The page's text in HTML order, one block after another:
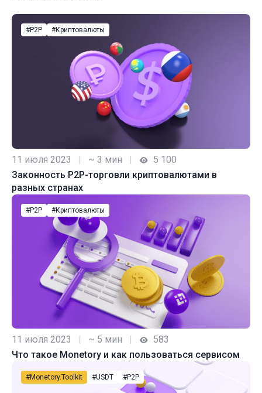
#P2P #Криптовалюты
11 июля 2023 | ~ 3 мин |
5 100
Законность P2P-торговли криптовалютами в
разных странах
#P2P #Криптовалюты
11 июля 2023 | ~ 5 мин |
583
Что такое Monetory и как пользоваться сервисом
#Monetory.Toolkit #USDT #P2P